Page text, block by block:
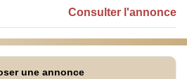
Consulter l'annonce
une annonce